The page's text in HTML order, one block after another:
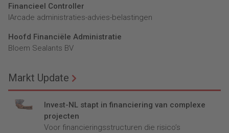
Financieel Controller
lArcade administraties-advies-belastingen
Hoofd Financiële Administratie
Bloem Sealants BV
Markt Update
Invest-NL stapt in financiering van complexe
projecten
Voor financieringsstructuren die risico’s